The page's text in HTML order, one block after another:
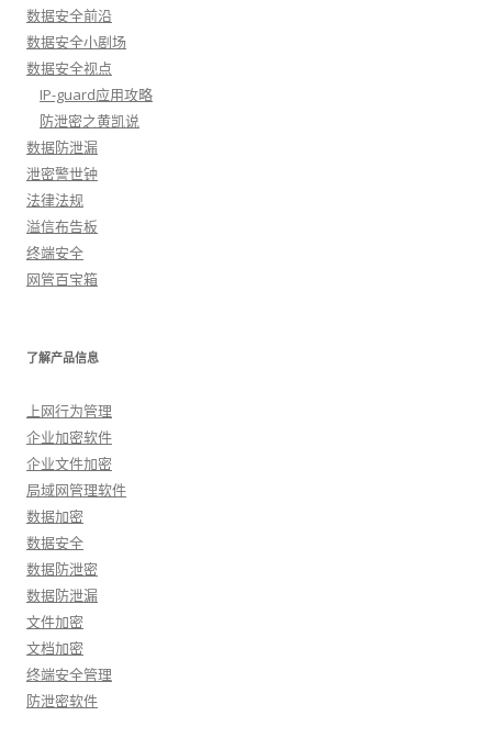
数据安全前沿
数据安全小剧场
数据安全视点
IP-guard应用攻略
防泄密之黄凯说
数据防泄漏
泄密警世钟
法律法规
溢信布告板
终端安全
网管百宝箱
了解产品信息
上网行为管理
企业加密软件
企业文件加密
局域网管理软件
数据加密
数据安全
数据防泄密
数据防泄漏
文件加密
文档加密
终端安全管理
防泄密软件